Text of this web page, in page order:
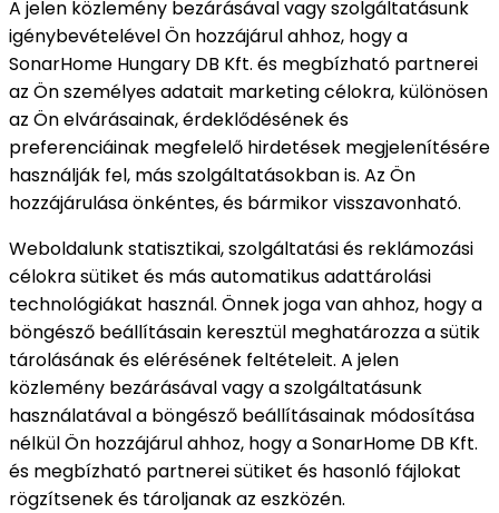
A jelen közlemény bezárásával vagy szolgáltatásunk
igénybevételével Ön hozzájárul ahhoz, hogy a
SonarHome Hungary DB Kft. és megbízható partnerei
az Ön személyes adatait marketing célokra, különösen
az Ön elvárásainak, érdeklődésének és
preferenciáinak megfelelő hirdetések megjelenítésére
használják fel, más szolgáltatásokban is. Az Ön
hozzájárulása önkéntes, és bármikor visszavonható.
Weboldalunk statisztikai, szolgáltatási és reklámozási
célokra sütiket és más automatikus adattárolási
technológiákat használ. Önnek joga van ahhoz, hogy a
böngésző beállításain keresztül meghatározza a sütik
tárolásának és elérésének feltételeit. A jelen
közlemény bezárásával vagy a szolgáltatásunk
használatával a böngésző beállításainak módosítása
nélkül Ön hozzájárul ahhoz, hogy a SonarHome DB Kft.
és megbízható partnerei sütiket és hasonló fájlokat
rögzítsenek és tároljanak az eszközén.